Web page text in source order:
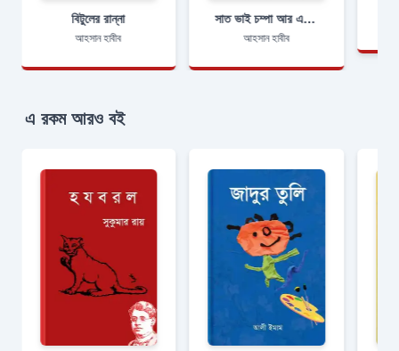
বিটুলের রান্না
আহসান হাবীব
সাত ভাই চম্পা আর এক বােন পারুলের নতুন গল্প
আহসান হাবীব
এ রকম আরও বই